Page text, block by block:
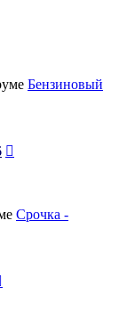
Бензиновый
Срочка -